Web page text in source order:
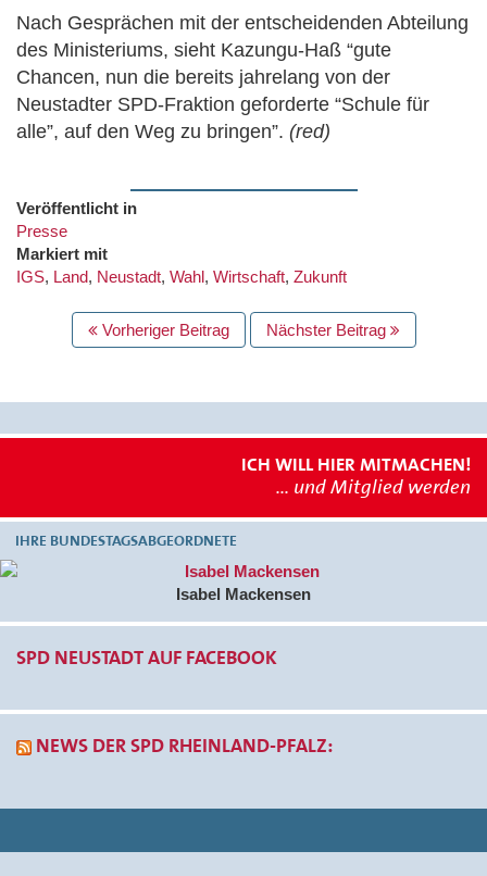
Nach Gesprächen mit der entscheidenden Abteilung
des Ministeriums, sieht Kazungu-Haß “gute
Chancen, nun die bereits jahrelang von der
Neustadter SPD-Fraktion geforderte “Schule für
alle”, auf den Weg zu bringen”. (red)
Veröffentlicht in
Presse
Markiert mit
IGS, Land, Neustadt, Wahl, Wirtschaft, Zukunft
BEITRAGS
NAVIGATION
Vorheriger Beitrag Nächster Beitrag
ICH WILL HIER MITMACHEN!
... und Mitglied werden
IHRE BUNDESTAGSABGEORDNETE
Isabel Mackensen
SPD NEUSTADT AUF FACEBOOK
NEWS DER SPD RHEINLAND-PFALZ: